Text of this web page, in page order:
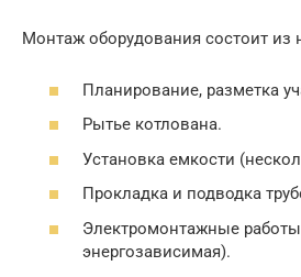
Монтаж оборудования состоит из
Планирование, разметка
Рытье котлована.
Установка емкости
Прокладка и подводка
Электромонтажные
энергозависимая).